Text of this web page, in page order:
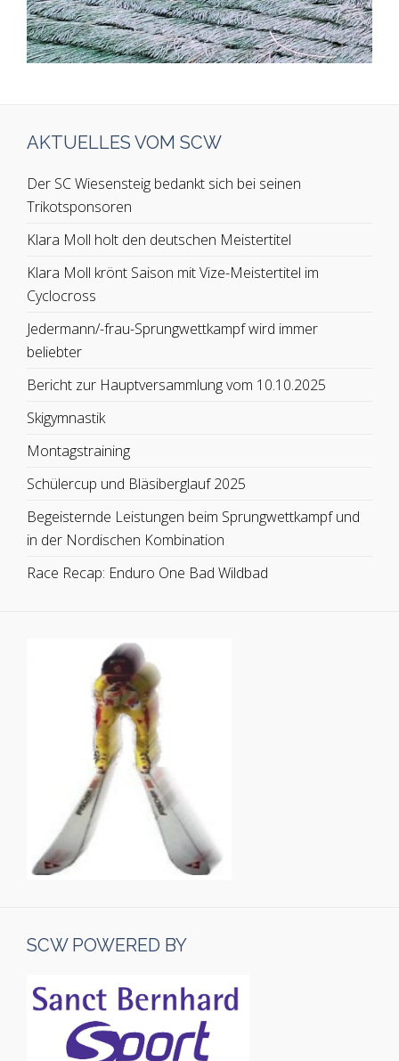
AKTUELLES VOM SCW
Der SC Wiesensteig bedankt sich bei seinen
Trikotsponsoren
Klara Moll holt den deutschen Meistertitel
Klara Moll krönt Saison mit Vize-Meistertitel im
Cyclocross
Jedermann/-frau-Sprungwettkampf wird immer
beliebter
Bericht zur Hauptversammlung vom 10.10.2025
Skigymnastik
Montagstraining
Schülercup und Bläsiberglauf 2025
Begeisternde Leistungen beim Sprungwettkampf und
in der Nordischen Kombination
Race Recap: Enduro One Bad Wildbad
SCW POWERED BY